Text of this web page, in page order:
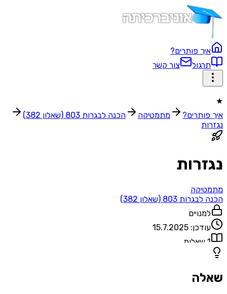
איך פותרים?
תרגול
צור קשר
★
איך פותרים?
מתמטיקה
הכנה לבגרות 803 (שאלון 382)
נגזרות
נגזרות
מתמטיקה
הכנה לבגרות 803 (שאלון 382)
למנויים
עודכן: 15.7.2025
1 שאלות
שאלה